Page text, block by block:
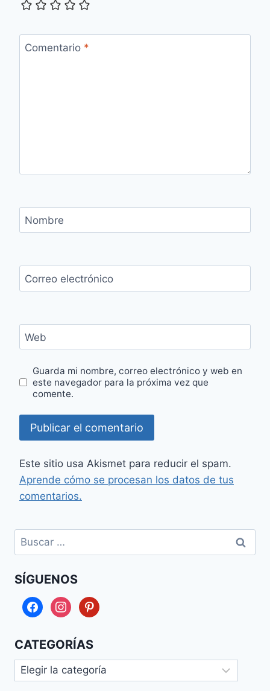
Comentario *
Nombre
Correo electrónico
Web
Guarda mi nombre, correo electrónico y web en
este navegador para la próxima vez que
comente.
Este sitio usa Akismet para reducir el spam.
Aprende cómo se procesan los datos de tus
comentarios.
Buscar:
SÍGUENOS
facebookinstagrampinterest
CATEGORÍAS
Categorías